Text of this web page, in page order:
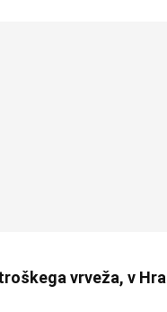
vrveža, v